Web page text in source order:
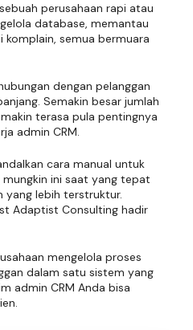
perusahaan rapi atau
database, memantau
komplain, semua bermuara
dengan pelanggan
Semakin besar jumlah
terasa pula pentingnya
admin CRM.
cara manual untuk
ini saat yang tepat
yang lebih terstruktur.
Adaptist Consulting hadir
mengelola proses
dalam satu sistem yang
admin CRM Anda bisa